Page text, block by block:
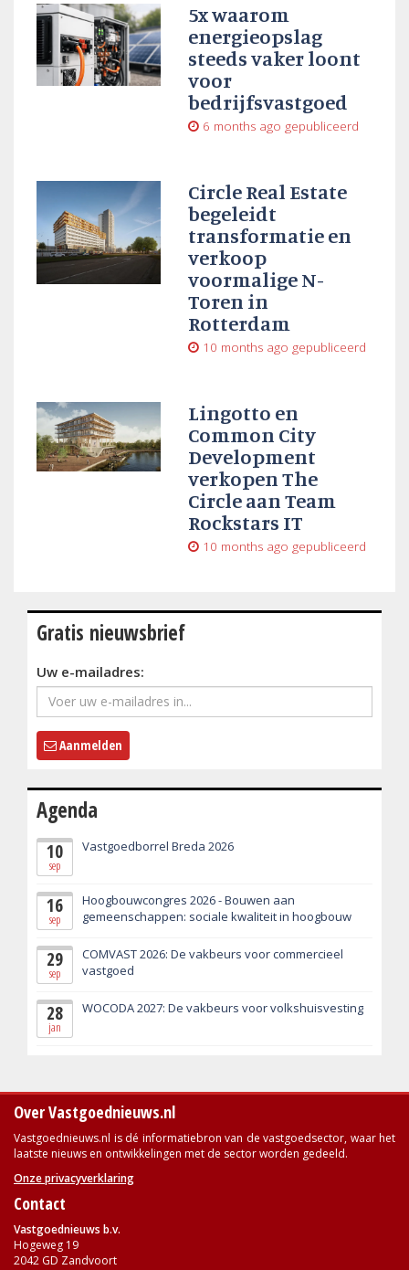
5x waarom
energieopslag
steeds vaker loont
voor
bedrijfsvastgoed
6 months ago gepubliceerd
Circle Real Estate
begeleidt
transformatie en
verkoop
voormalige N-
Toren in
Rotterdam
10 months ago gepubliceerd
Lingotto en
Common City
Development
verkopen The
Circle aan Team
Rockstars IT
10 months ago gepubliceerd
Gratis nieuwsbrief
Uw e-mailadres:
Aanmelden
Agenda
10
sep
Vastgoedborrel Breda 2026
16
sep
Hoogbouwcongres 2026 - Bouwen aan
gemeenschappen: sociale kwaliteit in hoogbouw
29
sep
COMVAST 2026: De vakbeurs voor commercieel
vastgoed
28
jan
WOCODA 2027: De vakbeurs voor volkshuisvesting
Over Vastgoednieuws.nl
Vastgoednieuws.nl is dé informatiebron van de vastgoedsector, waar het
laatste nieuws en ontwikkelingen met de sector worden gedeeld.
Onze privacyverklaring
Contact
Vastgoednieuws b.v.
Hogeweg 19
2042 GD Zandvoort